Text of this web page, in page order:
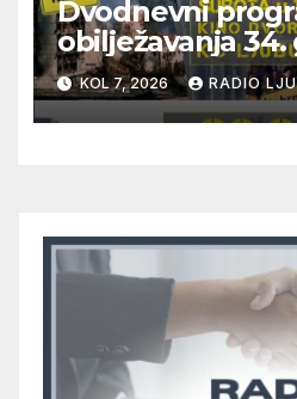
Dvodnevni
obilježavanja
pogibije
Kraljevića i
pripadnika HOS-
KOL 7, 2026 RADIO